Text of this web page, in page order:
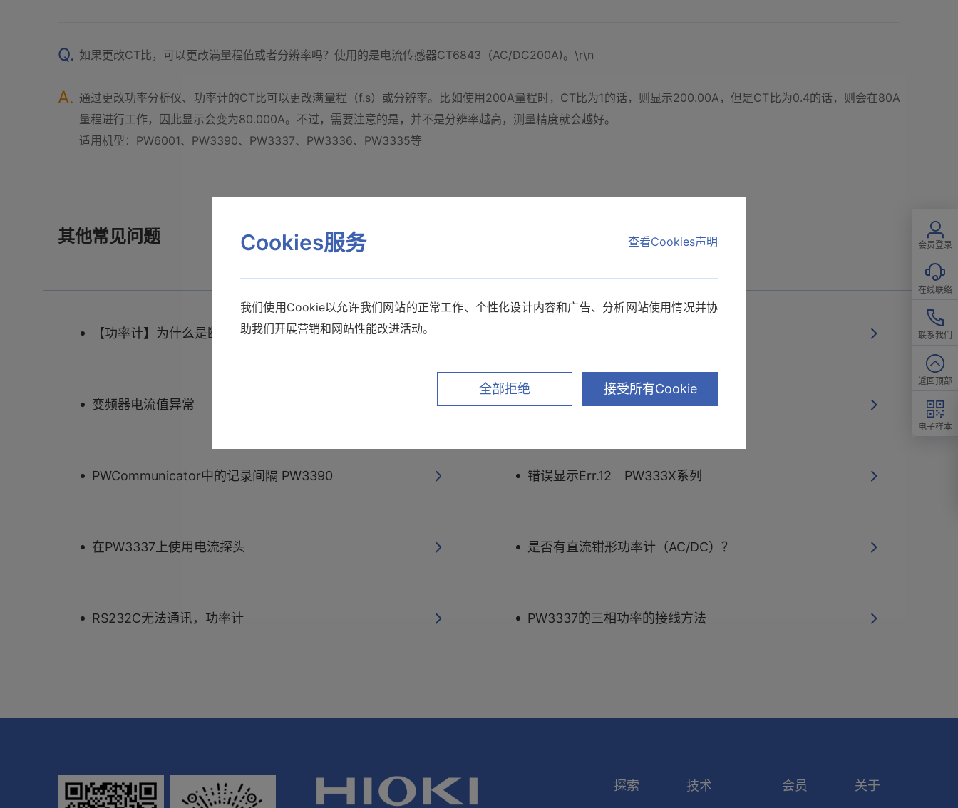
Q. 如果更改CT比，可以更改满量程值或者分辨率吗？使用的是电流传感器CT6843（AC/DC200A)。\r\n
A. 通过更改功率分析仪、功率计的CT比可以更改满量程（f.s）或分辨率。比如使用200A量程时，CT比为1的话，则显示200.00A，但是CT比为0.4的话，则会在80A
量程进行工作，因此显示会变为80.000A。不过，需要注意的是，并不是分辨率越高，测量精度就会越好。
适用机型：PW6001、PW3390、PW3337、PW3336、PW3335等
其他常见问题
【功率计】为什么是断路器的输出端接线？
变频器电流值异常 模拟输出（D/A输出）异常 PW3335
PWCommunicator中的记录间隔 PW3390 错误显示Err.12 PW333X系列
在PW3337上使用电流探头 是否有直流钳形功率计（AC/DC）？
RS232C无法通讯，功率计 PW3337的三相功率的接线方法
探索 技术 会员 关于
会员登录
在线联络
联系我们
返回顶部
电子样本
Cookies服务 查看Cookies声明
我们使用Cookie以允许我们网站的正常工作、个性化设计内容和广告、分析网站使用情况并协
助我们开展营销和网站性能改进活动。
全部拒绝 接受所有Cookie